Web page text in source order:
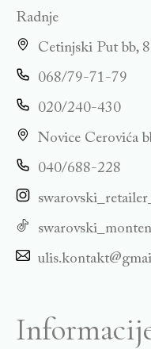
Radnje
Cetinjski Put bb,
068/79-71-79
020/240-430
Novice Cerovića
040/688-228